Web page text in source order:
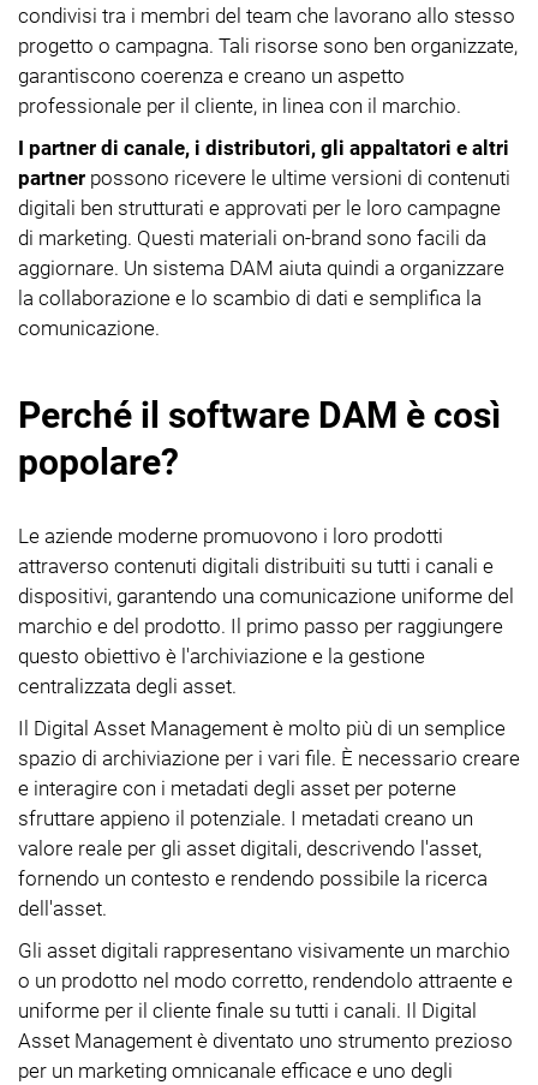
condivisi tra i membri del team che lavorano allo stesso
progetto o campagna. Tali risorse sono ben organizzate,
garantiscono coerenza e creano un aspetto
professionale per il cliente, in linea con il marchio.
I partner di canale, i distributori, gli appaltatori e altri
partner possono ricevere le ultime versioni di contenuti
digitali ben strutturati e approvati per le loro campagne
di marketing. Questi materiali on-brand sono facili da
aggiornare. Un sistema DAM aiuta quindi a organizzare
la collaborazione e lo scambio di dati e semplifica la
comunicazione.
Perché il software DAM è così
popolare?
Le aziende moderne promuovono i loro prodotti
attraverso contenuti digitali distribuiti su tutti i canali e
dispositivi, garantendo una comunicazione uniforme del
marchio e del prodotto. Il primo passo per raggiungere
questo obiettivo è l'archiviazione e la gestione
centralizzata degli asset.
Il Digital Asset Management è molto più di un semplice
spazio di archiviazione per i vari file. È necessario creare
e interagire con i metadati degli asset per poterne
sfruttare appieno il potenziale. I metadati creano un
valore reale per gli asset digitali, descrivendo l'asset,
fornendo un contesto e rendendo possibile la ricerca
dell'asset.
Gli asset digitali rappresentano visivamente un marchio
o un prodotto nel modo corretto, rendendolo attraente e
uniforme per il cliente finale su tutti i canali. Il Digital
Asset Management è diventato uno strumento prezioso
per un marketing omnicanale efficace e uno degli